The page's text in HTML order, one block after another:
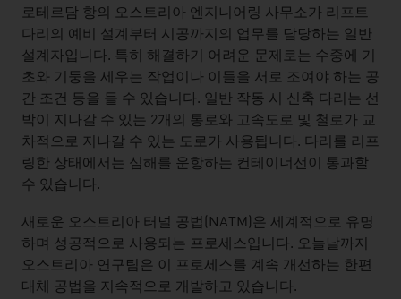
로테르담 항의 오스트리아 엔지니어링 사무소가 리프트
다리의 예비 설계부터 시공까지의 업무를 담당하는 일반
설계자입니다. 특히 해결하기 어려운 문제로는 수중에 기
초와 기둥을 세우는 작업이나 이들을 서로 조여야 하는 공
간 조건 등을 들 수 있습니다. 일반 작동 시 신축 다리는 선
박이 지나갈 수 있는 2개의 통로와 고속도로 및 철로가 교
차적으로 지나갈 수 있는 도로가 사용됩니다. 다리를 리프
링한 상태에서는 심해를 운항하는 컨테이너선이 통과할
수 있습니다.
새로운 오스트리아 터널 공법(NATM)은 세계적으로 유명
하며 성공적으로 사용되는 프로세스입니다. 오늘날까지
오스트리아 연구팀은 이 프로세스를 계속 개선하는 한편
대체 공법을 지속적으로 개발하고 있습니다.